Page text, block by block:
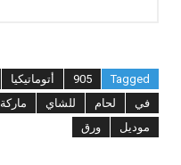
Tagged
905 أتوماتيكيا
في
لحام للشاي ماركة
موديل
ورق